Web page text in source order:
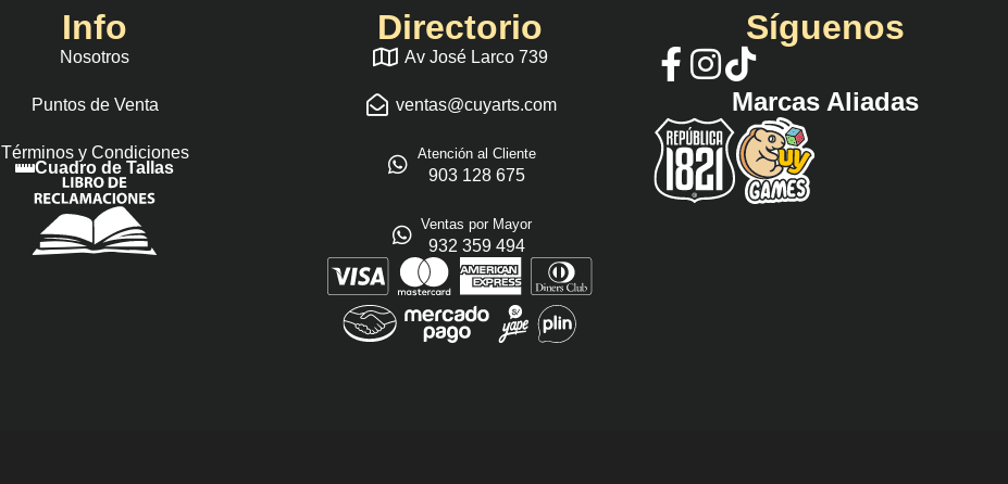
Info
Nosotros
Puntos de Venta
Términos y Condiciones
Cuadro de Tallas
Directorio
Av José Larco 739
ventas@cuyarts.com
Atención al Cliente
903 128 675
Ventas por Mayor
932 359 494
Síguenos
Marcas Aliadas